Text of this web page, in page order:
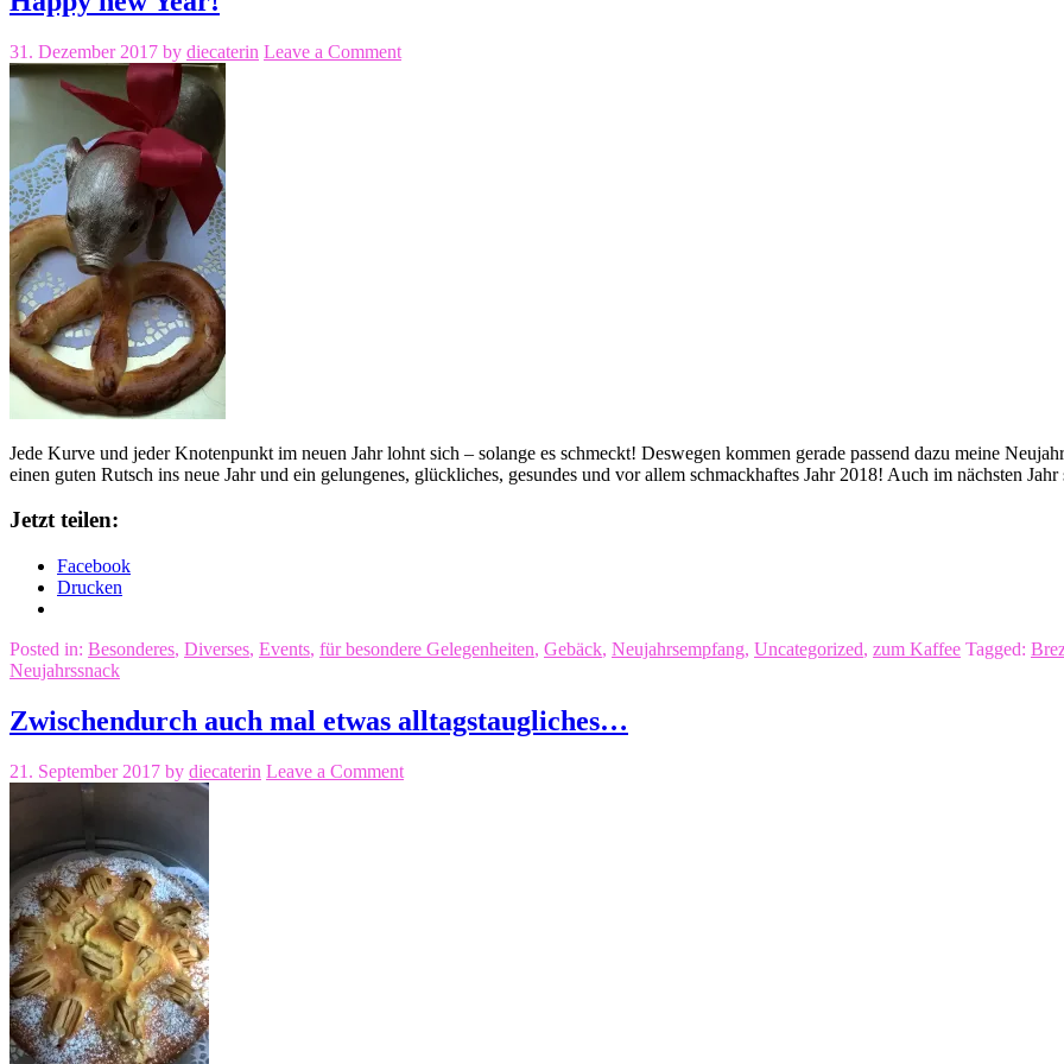
31. Dezember 2017 by diecaterin Leave a Comment
Jede Kurve und jeder Knotenpunkt im neuen Jahr lohnt sich – solange es schmeckt! Deswegen kommen gerade passend dazu meine
einen guten Rutsch ins neue Jahr und ein gelungenes, glückliches, gesundes und vor allem schmackhaftes Jahr 2018! Auch im nächsten
Jetzt teilen:
Facebook
Drucken
Posted in: Besonderes, Diverses, Events, für besondere Gelegenheiten, Gebäck, Neujahrsempfang, Uncategorized, zum Kaffee Tagged:
Neujahrssnack
Zwischendurch auch mal etwas alltagstaugliches…
21. September 2017 by diecaterin Leave a Comment